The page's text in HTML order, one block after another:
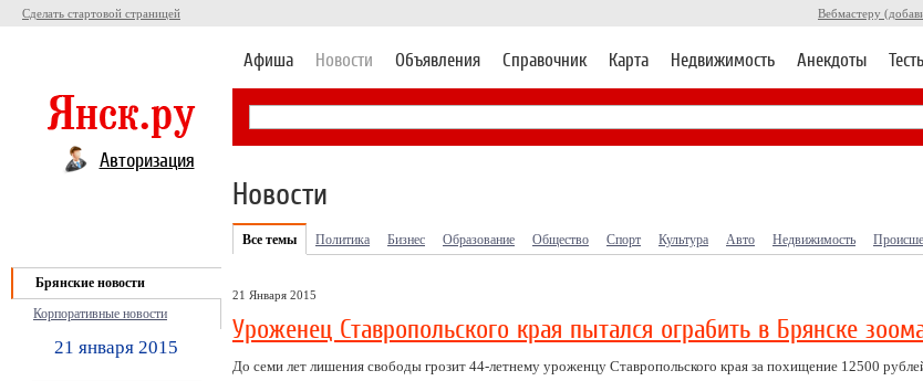
Сделать стартовой страницей Вебмастеру
Афиша Новости Объявления Справочник Карта Недвижимость Анекдоты
Авторизация
Новости
Все темы Политика Бизнес Образование Общество Спорт Культура Авто Недвижимость
Брянские новости
Корпоративные новости
21 января 2015
21 Января 2015
Уроженец Ставропольского края пытался ограбить в Брянске
До семи лет лишения свободы грозит 44-летнему уроженцу Ставропольского края за похищение 12500